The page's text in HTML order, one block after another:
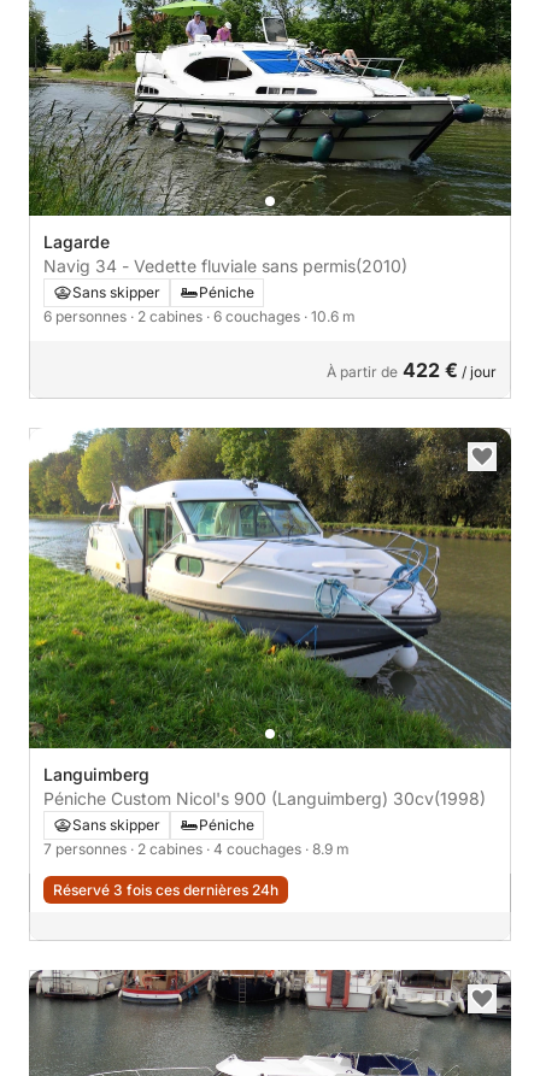
Lagarde
Navig 34 - Vedette fluviale sans permis(2010)
Sans skipper
Péniche
6 personnes · 2 cabines · 6 couchages · 10.6 m
À partir de 422 € / jour
Languimberg
Péniche Custom Nicol's 900 (Languimberg) 30cv(1998)
Sans skipper
Péniche
7 personnes · 2 cabines · 4 couchages · 8.9 m
Réservé 3 fois ces dernières 24h